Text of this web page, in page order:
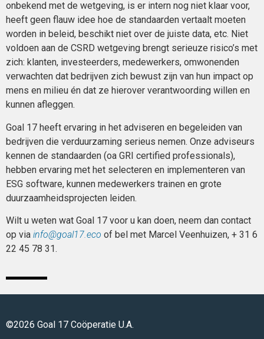
onbekend met de wetgeving, is er intern nog niet klaar voor,
heeft geen flauw idee hoe de standaarden vertaalt moeten
worden in beleid, beschikt niet over de juiste data, etc. Niet
voldoen aan de CSRD wetgeving brengt serieuze risico’s met
zich: klanten, investeerders, medewerkers, omwonenden
verwachten dat bedrijven zich bewust zijn van hun impact op
mens en milieu én dat ze hierover verantwoording willen en
kunnen afleggen.
Goal 17 heeft ervaring in het adviseren en begeleiden van
bedrijven die verduurzaming serieus nemen. Onze adviseurs
kennen de standaarden (oa GRI certified professionals),
hebben ervaring met het selecteren en implementeren van
ESG software, kunnen medewerkers trainen en grote
duurzaamheidsprojecten leiden.
Wilt u weten wat Goal 17 voor u kan doen, neem dan contact
op via info@goal17.eco of bel met Marcel Veenhuizen, + 31 6
22 45 78 31.
©2026 Goal 17 Coöperatie U.A.